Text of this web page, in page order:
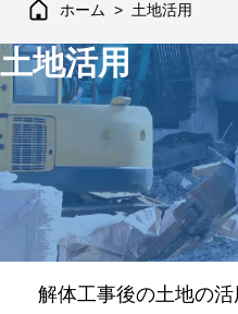
ホーム > 土地活用
土地活用
解体工事後の土地の